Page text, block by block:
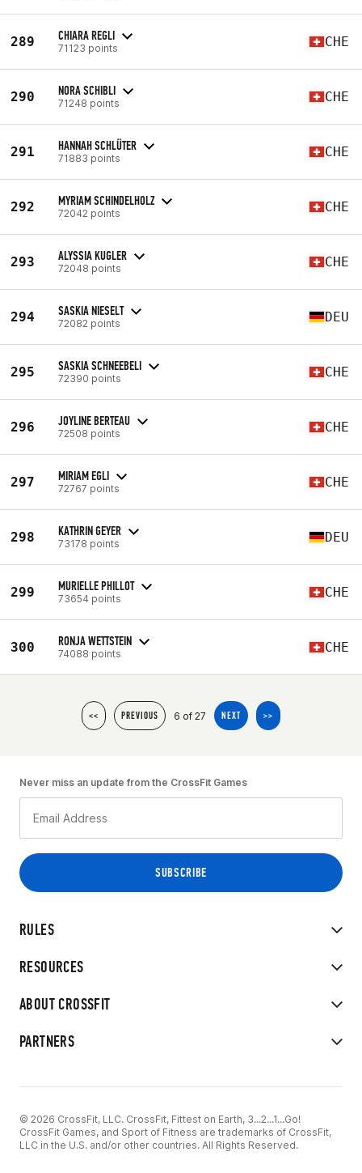
289 CHIARA REGLI
71123 points CHE
290 NORA SCHIBLI
71248 points CHE
291 HANNAH SCHLÜTER
71883 points CHE
292 MYRIAM SCHINDELHOLZ
72042 points CHE
293 ALYSSIA KUGLER
72048 points CHE
294 SASKIA NIESELT
72082 points DEU
295 SASKIA SCHNEEBELI
72390 points CHE
296 JOYLINE BERTEAU
72508 points CHE
297 MIRIAM EGLI
72767 points CHE
298 KATHRIN GEYER
73178 points DEU
299 MURIELLE PHILLOT
73654 points CHE
300 RONJA WETTSTEIN
74088 points CHE
<< PREVIOUS 6 of 27 NEXT >>
RULES
RESOURCES
ABOUT CROSSFIT
PARTNERS
Never miss an update from the CrossFit Games
© 2026 CrossFit, LLC. CrossFit, Fittest on Earth, 3...2...1...Go!
CrossFit Games, and Sport of Fitness are trademarks of CrossFit,
LLC in the U.S. and/or other countries. All Rights Reserved.